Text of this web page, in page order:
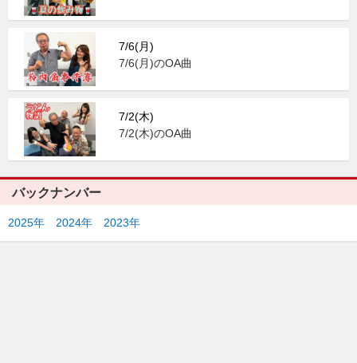
7/6(月)
7/6(月)のOA曲
7/2(木)
7/2(木)のOA曲
バックナンバー
2025年 2024年 2023年